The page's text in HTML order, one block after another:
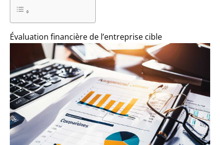
Évaluation financière de l’entreprise cible